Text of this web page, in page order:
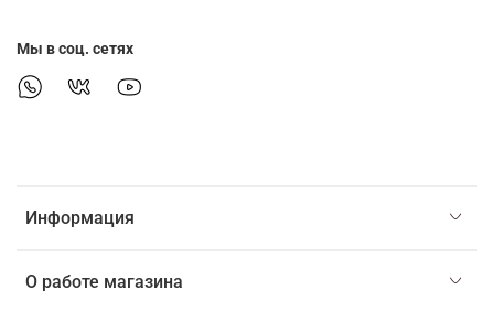
Информация
О работе магазина
Мы в соц. сетях